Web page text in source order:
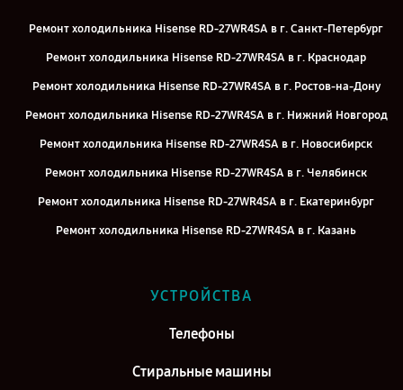
Ремонт холодильника Hisense RD-27WR4SA в г. Санкт-Петербург
Ремонт холодильника Hisense RD-27WR4SA в г. Краснодар
Ремонт холодильника Hisense RD-27WR4SA в г. Ростов-на-Дону
Ремонт холодильника Hisense RD-27WR4SA в г. Нижний Новгород
Ремонт холодильника Hisense RD-27WR4SA в г. Новосибирск
Ремонт холодильника Hisense RD-27WR4SA в г. Челябинск
Ремонт холодильника Hisense RD-27WR4SA в г. Екатеринбург
Ремонт холодильника Hisense RD-27WR4SA в г. Казань
Ремонт холодильника Hisense RD-27WR4SA в г. Саратов
Ремонт холодильника Hisense RD-27WR4SA в г. Киров
УСТРОЙСТВА
Телефоны
Стиральные машины